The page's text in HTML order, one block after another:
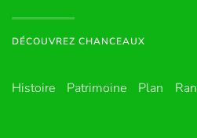
DÉCOUVREZ CHANCEAUX
Histoire Patrimoine Plan